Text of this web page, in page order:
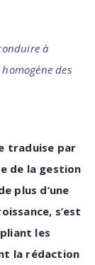
à
des
traduise par
de la gestion
plus d’une
s’est
les
la rédaction